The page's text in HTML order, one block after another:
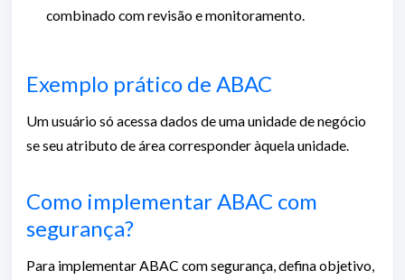
combinado com revisão e monitoramento.
Exemplo prático de ABAC
Um usuário só acessa dados de uma unidade de negócio
se seu atributo de área corresponder àquela unidade.
Como implementar ABAC com
segurança?
Para implementar ABAC com segurança, defina objetivo,